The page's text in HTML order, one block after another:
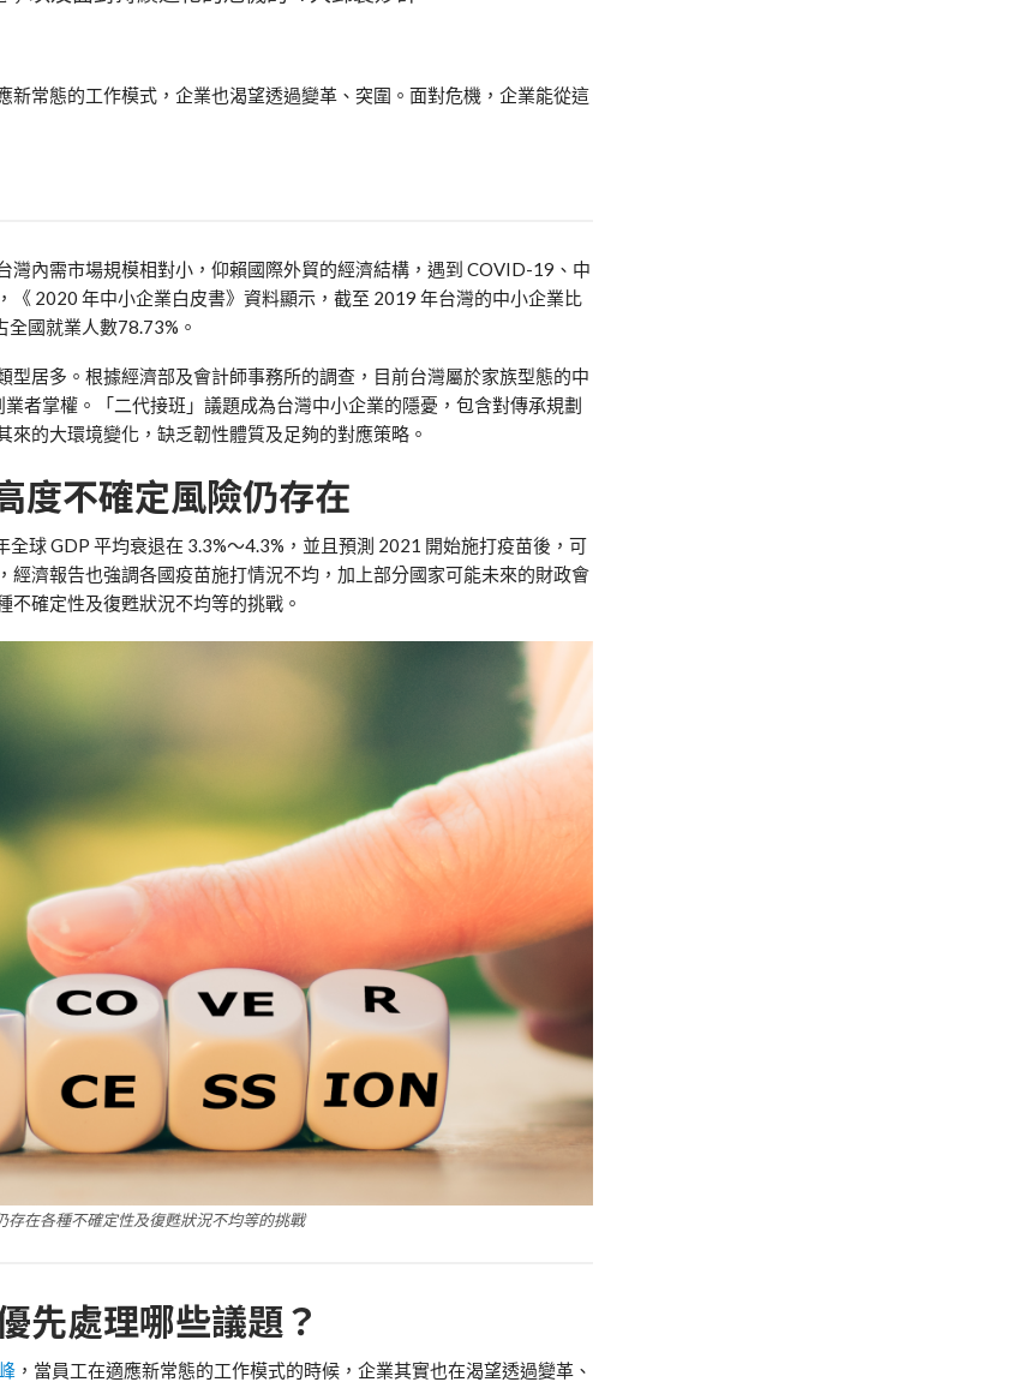
常態的工作模式，企業也渴望透過變革、突圍。面對危機，企業能從這
內需市場規模相對小，仰賴國際外貿的經濟結構，遇到 COVID-19、中
2020 年中小企業白皮書》資料顯示，截至 2019 年台灣的中小企業比
國就業人數78.73%。
居多。根據經濟部及會計師事務所的調查，目前台灣屬於家族型態的中
者掌權。「二代接班」議題成為台灣中小企業的隱憂，包含對傳承規劃
的大環境變化，缺乏韌性體質及足夠的對應策略。
度不確定風險仍存在
球 GDP 平均衰退在 3.3%～4.3%，並且預測 2021 開始施打疫苗後，可
經濟報告也強調各國疫苗施打情況不均，加上部分國家可能未來的財政會
確定性及復甦狀況不均等的挑戰。
存在各種不確定性及復甦狀況不均等的挑戰
先處理哪些議題？
，當員工在適應新常態的工作模式的時候，企業其實也在渴望透過變革、